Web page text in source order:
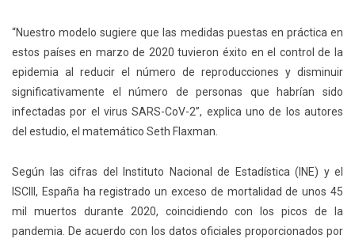
“Nuestro modelo sugiere que las medidas puestas en práctica en
estos países en marzo de 2020 tuvieron éxito en el control de la
epidemia al reducir el número de reproducciones y disminuir
significativamente el número de personas que habrían sido
infectadas por el virus SARS-CoV-2”, explica uno de los autores
del estudio, el matemático Seth Flaxman.
Según las cifras del Instituto Nacional de Estadística (INE) y el
ISCIII, España ha registrado un exceso de mortalidad de unos 45
mil muertos durante 2020, coincidiendo con los picos de la
pandemia. De acuerdo con los datos oficiales proporcionados por